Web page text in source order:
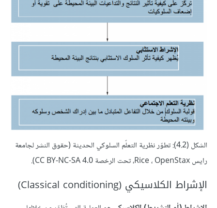
الشكل (4.2): تطوّر نظرية التعلّم السلوكي الحديثة (حقوق النشر لجامعة
رايس Rice ، OpenStax، تحت الرخصة CC BY-NC-SA 4.0).
الإشراط الكلاسيكي (Classical conditioning)